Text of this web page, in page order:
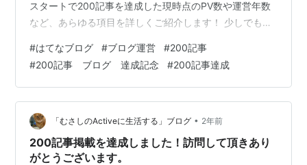
スタートで200記事を達成した現時点のPV数や運営年数
など、あらゆる項目を詳しくご紹介します！ 少しでも参
現時点のレベルを一挙公開！ 運営年数 PV数は？ 収益は
どのくらい？ 月間2万PVになるまでにやってきたこと
は？PVを増やす方法を紹介！ まとめ 200記事達成！！現
時点のレベルを一挙公開！ 運営年数 31ヶ月ほど。 2年と
7ヶ月です。 ただ、2万PVを初めて達成したのはもう少
し…
#はてなブログ #ブログ運営 #200記事
#200記事 ブログ 達成記念 #200記事達成
「むさしのActiveに生活する」ブログ • 2年前
200記事掲載を達成しました！訪問して頂きあり
がとうございます。